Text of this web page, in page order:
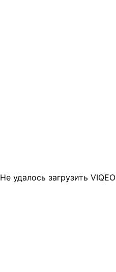
Не удалось загрузить VIQEO